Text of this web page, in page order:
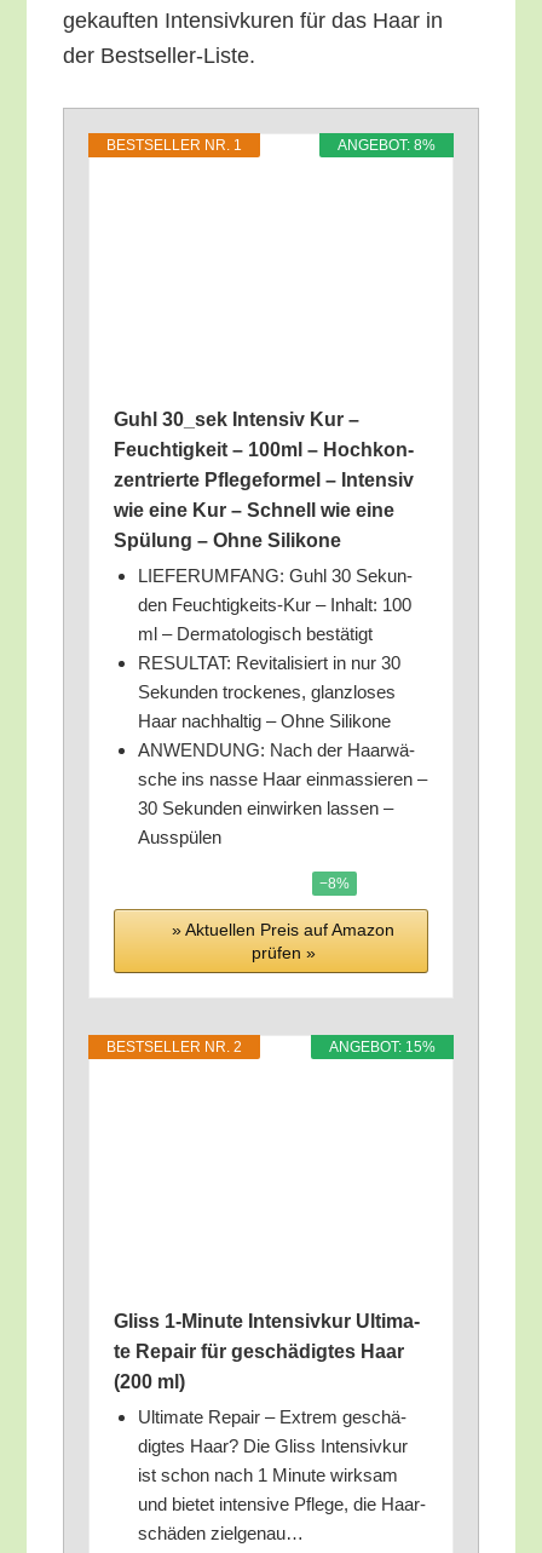
ge­kauf­ten Inten­siv­ku­ren für das Haar in
der Bestseller-Liste.
ANGE­BOT: 8%
BEST­SEL­LER NR. 1
Guhl 30_​sek Inten­siv Kur –
Feuch­tig­keit – 100ml – Hoch­kon­
zen­trier­te Pfle­ge­for­mel – Inten­siv
wie eine Kur – Schnell wie eine
Spü­lung – Ohne Silikone
LIEFERUMFANG: Guhl 30 Sekun­
den Feuch­tig­keits-Kur – Inhalt: 100
ml – Der­ma­to­lo­gisch bestätigt
RESULTAT: Revi­ta­li­siert in nur 30
Sekun­den tro­cke­nes, glanz­lo­ses
Haar nach­hal­tig – Ohne Silikone
ANWENDUNG: Nach der Haar­wä­
sche ins nas­se Haar ein­mas­sie­ren –
30 Sekun­den ein­wir­ken las­sen –
Ausspülen
−8%
» Aktu­el­len Preis auf Ama­zon
prü­fen »
ANGE­BOT: 15%
BEST­SEL­LER NR. 2
Gliss 1‑Minute Inten­siv­kur Ulti­ma­
te Repair für geschä­dig­tes Haar
(200 ml)
Ulti­ma­te Repair – Extrem geschä­
dig­tes Haar? Die Gliss Inten­siv­kur
ist schon nach 1 Minu­te wirk­sam
und bie­tet inten­si­ve Pfle­ge, die Haar­
schä­den zielgenau…